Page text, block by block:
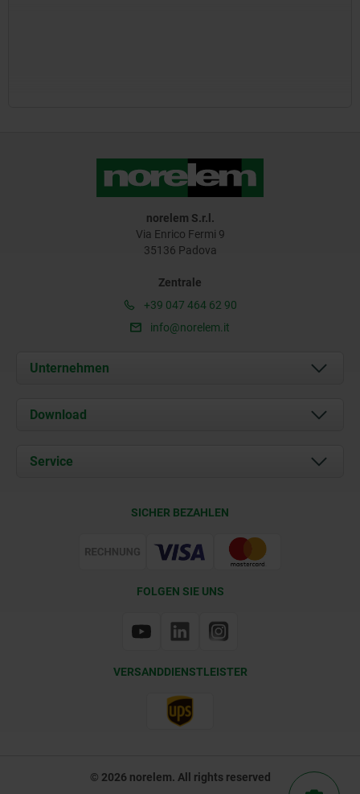
norelem S.r.l.
Via Enrico Fermi 9
35136 Padova
Zentrale
+39 047 464 62 90
info@norelem.it
Unternehmen
Über uns
Kontakt
Download
Dokumente
Service
SICHER BEZAHLEN
FOLGEN SIE UNS
VERSANDDIENSTLEISTER
© 2026 norelem. All rights reserved